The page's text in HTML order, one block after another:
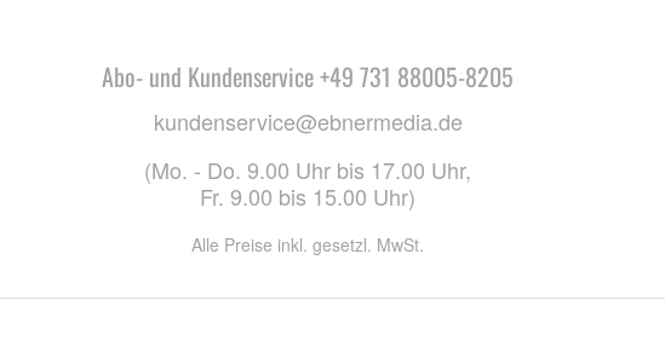
Abo- und Kundenservice +49 731 88005-8205
kundenservice@ebnermedia.de
(Mo. - Do. 9.00 Uhr bis 17.00 Uhr,
Fr. 9.00 bis 15.00 Uhr)
Alle Preise inkl. gesetzl. MwSt.